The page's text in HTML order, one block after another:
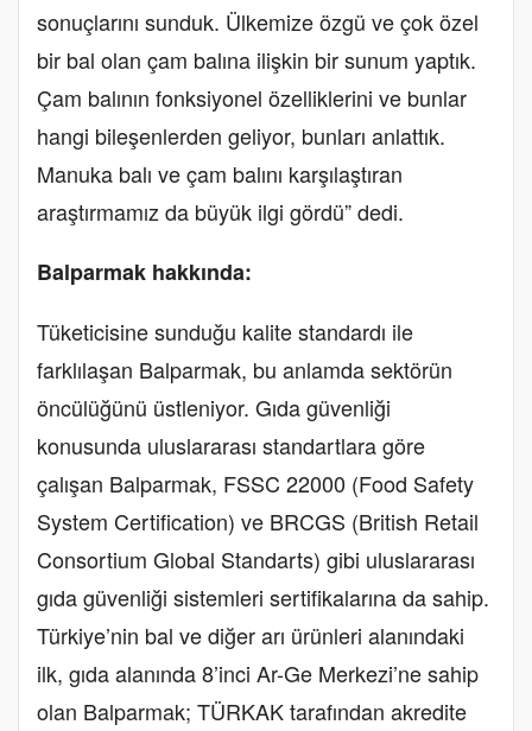
sonuçlarını sunduk. Ülkemize özgü ve çok özel
bir bal olan çam balına ilişkin bir sunum yaptık.
Çam balının fonksiyonel özelliklerini ve bunlar
hangi bileşenlerden geliyor, bunları anlattık.
Manuka balı ve çam balını karşılaştıran
araştırmamız da büyük ilgi gördü” dedi.
Balparmak hakkında:
Tüketicisine sunduğu kalite standardı ile
farklılaşan Balparmak, bu anlamda sektörün
öncülüğünü üstleniyor. Gıda güvenliği
konusunda uluslararası standartlara göre
çalışan Balparmak, FSSC 22000 (Food Safety
System Certification) ve BRCGS (British Retail
Consortium Global Standarts) gibi uluslararası
gıda güvenliği sistemleri sertifikalarına da sahip.
Türkiye’nin bal ve diğer arı ürünleri alanındaki
ilk, gıda alanında 8’inci Ar-Ge Merkezi’ne sahip
olan Balparmak; TÜRKAK tarafından akredite